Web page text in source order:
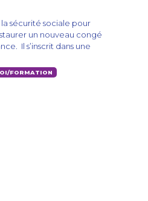
sécurité sociale pour
un nouveau congé
Il s’inscrit dans une
FORMATION